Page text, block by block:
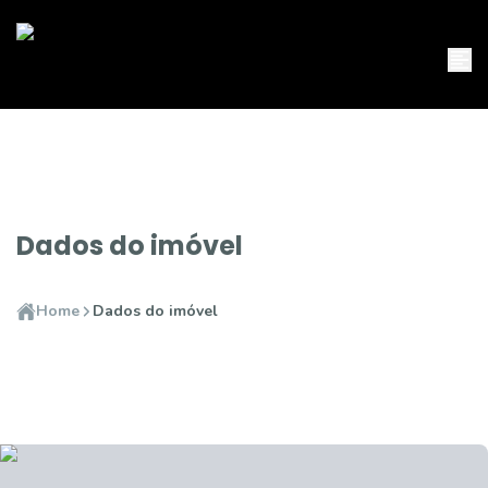
Dados do imóvel
Home Dados do imóvel